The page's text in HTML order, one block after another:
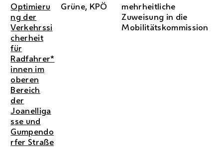
Optimieru
ng der
Verkehrssi
cherheit
für
Radfahrer*
innen im
oberen
Bereich
der
Joanelliga
sse und
Gumpendo
rfer Straße
Grüne, KPÖ
mehrheitliche
Zuweisung in die
Mobilitätskommission